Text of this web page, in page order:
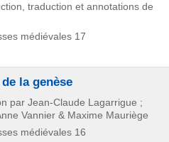
traduction et annotations de
médiévales 17
la genèse
par Jean-Claude Lagarrigue ;
Vannier & Maxime Mauriège
médiévales 16